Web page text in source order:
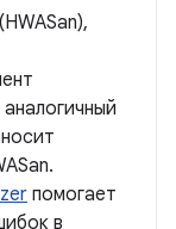
помогает
в